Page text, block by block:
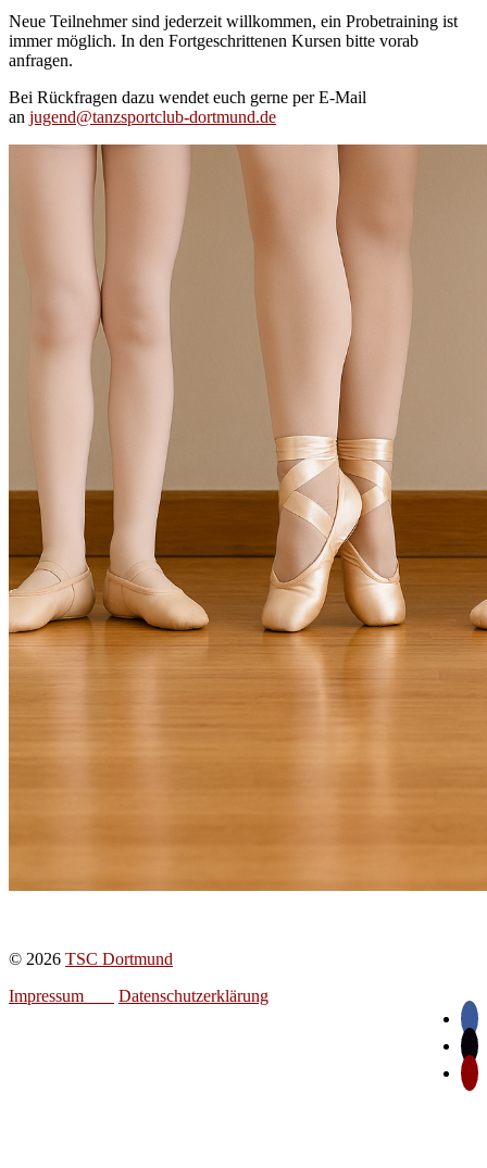
Neue Teilnehmer sind jederzeit willkommen, ein Probetraining ist
immer möglich. In den Fortgeschrittenen Kursen bitte vorab
anfragen.
Bei Rückfragen dazu wendet euch gerne per E-Mail
an jugend@tanzsportclub-dortmund.de
© 2026 TSC Dortmund
Impressum
Datenschutzerklärung